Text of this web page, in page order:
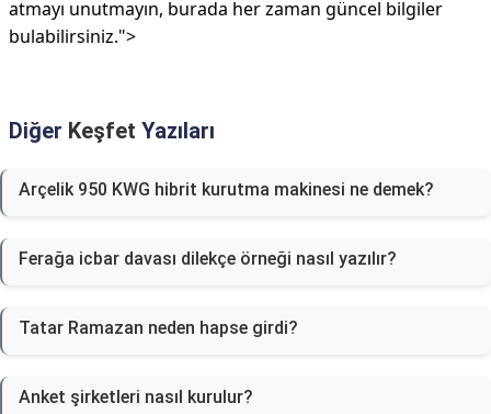
atmayı unutmayın, burada her zaman güncel bilgiler
bulabilirsiniz.">
Diğer Keşfet Yazıları
Arçelik 950 KWG hibrit kurutma makinesi ne demek?
Ferağa icbar davası dilekçe örneği nasıl yazılır?
Tatar Ramazan neden hapse girdi?
Anket şirketleri nasıl kurulur?